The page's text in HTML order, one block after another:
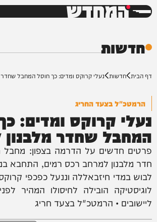
המחדש
חדשות
דף הבית חדשות נעלי קרוקס ומדים: כך חוסל המחבל
הרמטכ"ל בצעד החריג
נעלי קרוקס ומדים:
המחבל שחדר
פרטים חדשים על הדרמה בצפון: מחבל
חדר מלבנון למרחב רכס רמים, התחבא
לבוש במדי חיזבאללה וננעל כפכפי
לוגיסטיקה הובילה לחיסולו המהיר
ליישובים • הרמטכ"ל בצעד חריג